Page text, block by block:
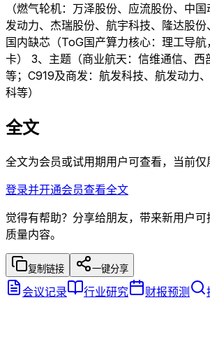
（燃气轮机：万泽股份、应流股份、中
发动力、杰瑞股份、航宇科技、隆达股份
国内缺芯（ToG国产算力核心：理工导
卡） 3、主题（商业航天：信维通信、西
等；C919及商发：航发科技、航发动力
科等）
全文
全文为会员或试用期用户可查看，当前仅
登录并开通会员查看全文
觉得有帮助？分享给朋友，带来新用户
质量内容。
复制链接 一键分享
会议记录 行业研究 财报预测